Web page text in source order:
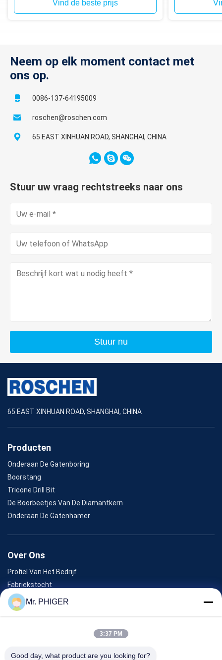
Vind de beste prijs
Neem op elk moment contact met
ons op.
0086-137-64195009
roschen@roschen.com
65 EAST XINHUAN ROAD, SHANGHAI, CHINA
Stuur uw vraag rechtstreeks naar ons
Stuur nu
65 EAST XINHUAN ROAD, SHANGHAI, CHINA
Producten
Onderaan De Gatenboring
Boorstang
Tricone Drill Bit
De Boorbeetjes Van De Diamantkern
Onderaan De Gatenhamer
Over Ons
Profiel Van Het Bedrijf
Fabriekstocht
Kwaliteitscontrole
Sitemap
Mr. PHIGER
3:37 PM
Good day, what product are you looking for?